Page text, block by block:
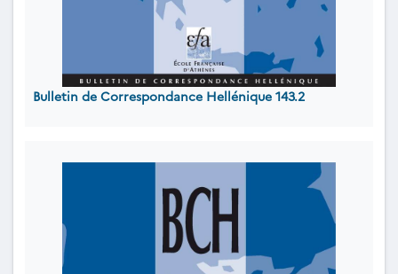
Bulletin de Correspondance Hellénique 143.2